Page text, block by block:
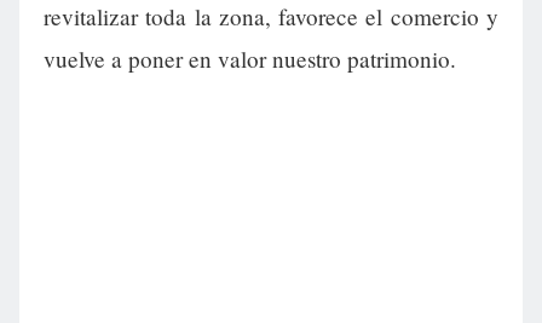
revitalizar toda la zona, favorece el comercio y
vuelve a poner en valor nuestro patrimonio.